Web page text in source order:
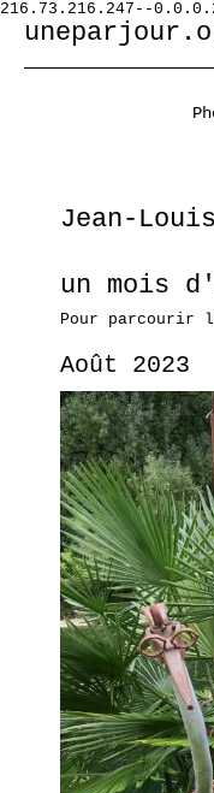
216.73.216.247--
Jean-
un mois
Pour parcourir
Août 2023